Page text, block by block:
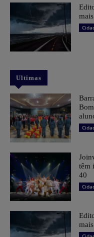
Ultimas
têm
40